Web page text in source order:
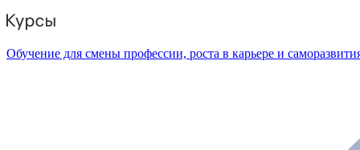
Обучение для смены профессии, роста в карьере и